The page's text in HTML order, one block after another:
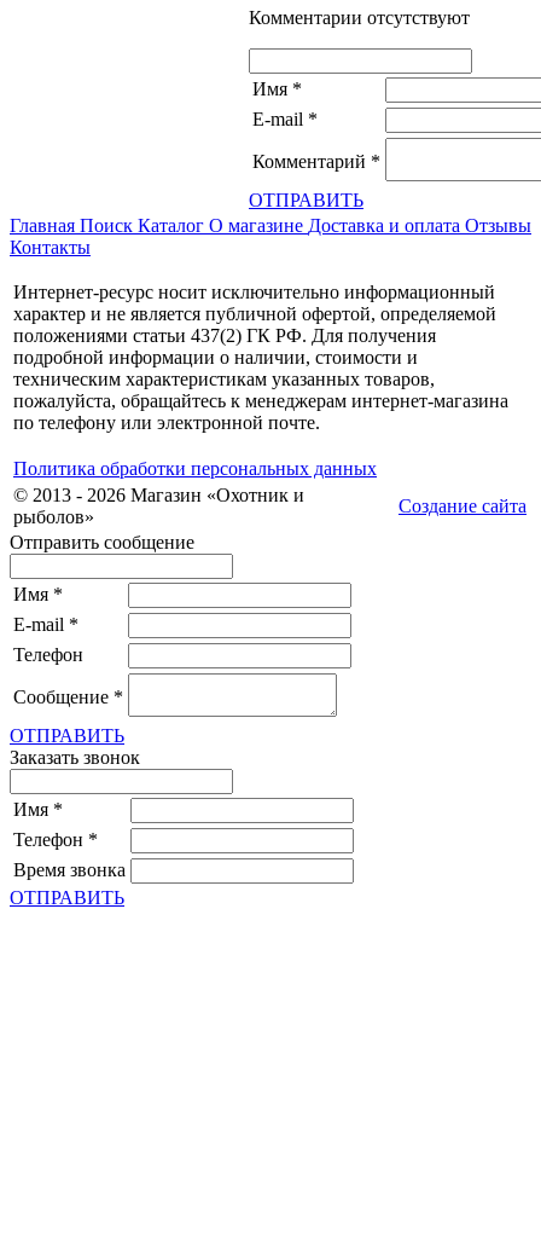
Комментарии отсутствуют
Имя *
E-mail *
Комментарий *
ОТПРАВИТЬ
Главная Поиск Каталог О магазине Доставка и оплата Отзывы
Контакты
Интернет-ресурс носит исключительно информационный
характер и не является публичной офертой, определяемой
положениями статьи 437(2) ГК РФ. Для получения
подробной информации о наличии, стоимости и
техническим характеристикам указанных товаров,
пожалуйста, обращайтесь к менеджерам интернет-магазина
по телефону или электронной почте.
Политика обработки персональных данных
© 2013 - 2026 Магазин «Охотник и
рыболов»
Создание сайта
Отправить сообщение
Имя *
E-mail *
Телефон
Сообщение *
ОТПРАВИТЬ
Заказать звонок
Имя *
Телефон *
Время звонка
ОТПРАВИТЬ